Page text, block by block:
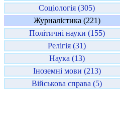
Соціологія (305)
Журналістика (221)
Політичні науки (155)
Релігія (31)
Наука (13)
Іноземні мови (213)
Військова справа (5)